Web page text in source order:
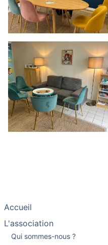
Accueil
L'association
Qui sommes-nous ?